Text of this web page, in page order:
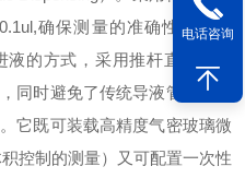
确保测量的准确性和重复
的方式，采用推杆直顶式结
同时避免了传统导液管进样排
它既可装载高精度气密玻璃微
控制的测量）又可配置一次性
电话咨询